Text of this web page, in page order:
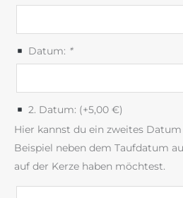
Datum: *
2. Datum: (+5,00 €)
Hier kannst du ein zweites
Beispiel neben dem Taufdatum
auf der Kerze haben möchtest.